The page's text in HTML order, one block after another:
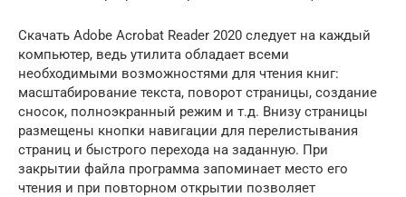
Скачать Adobe Acrobat Reader 2020 следует на каждый
компьютер, ведь утилита обладает всеми
необходимыми возможностями для чтения книг:
масштабирование текста, поворот страницы, создание
сносок, полноэкранный режим и т.д. Внизу страницы
размещены кнопки навигации для перелистывания
страниц и быстрого перехода на заданную. При
закрытии файла программа запоминает место его
чтения и при повторном открытии позволяет